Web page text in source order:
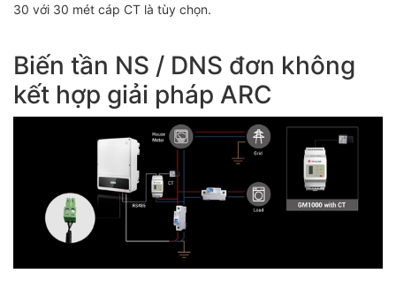
30 với 30 mét cáp CT là tùy chọn.
Biến tần NS / DNS đơn không
kết hợp giải pháp ARC